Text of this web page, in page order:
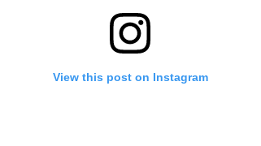
View this post on Instagram